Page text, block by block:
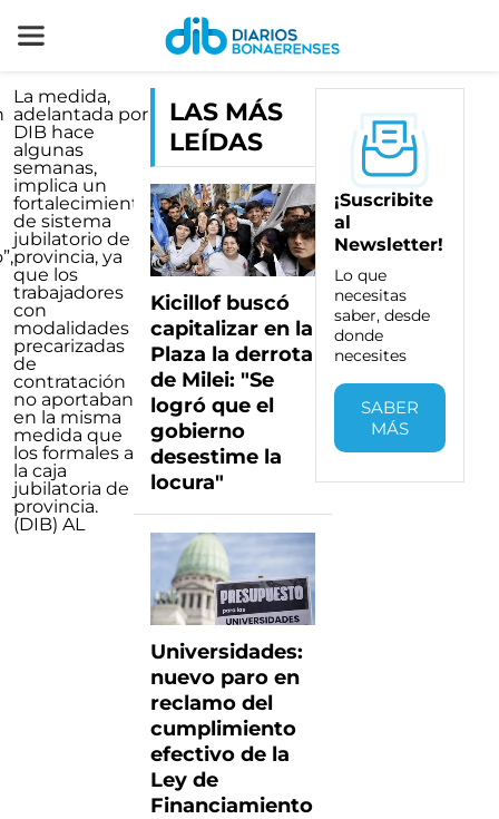
La medida,
adelantada por
DIB hace
algunas
semanas,
implica un
fortalecimiento
de sistema
jubilatorio de la
provincia, ya
que los
trabajadores
con
modalidades
precarizadas
de
contratación
no aportaban
en la misma
medida que
los formales a
la caja
jubilatoria de la
provincia.
(DIB) AL
LAS MÁS
LEÍDAS
Kicillof buscó
capitalizar en la
Plaza la derrota
de Milei: "Se
logró que el
gobierno
desestime la
locura"
Universidades:
nuevo paro en
reclamo del
cumplimiento
efectivo de la
Ley de
Financiamiento
¡Suscribite
al
Newsletter!
Lo que
necesitas
saber, desde
donde
necesites
SABER
MÁS